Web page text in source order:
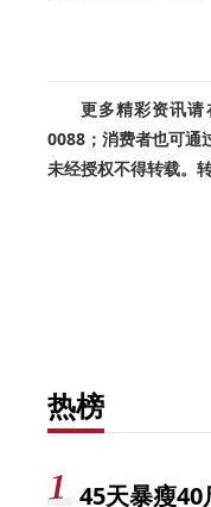
更多精彩资讯
0088；消费者也可通
未经授权不得转载。
热榜
45天暴瘦